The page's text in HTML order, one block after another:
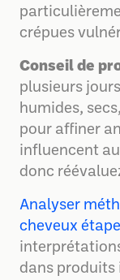
crépues
Conseil de
plusieurs
humides,
pour affiner
influencent
donc
Analyser
cheveux
dans produits